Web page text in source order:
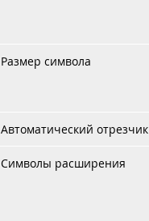
Размер символа
Автоматический отрезчик
Символы расширения